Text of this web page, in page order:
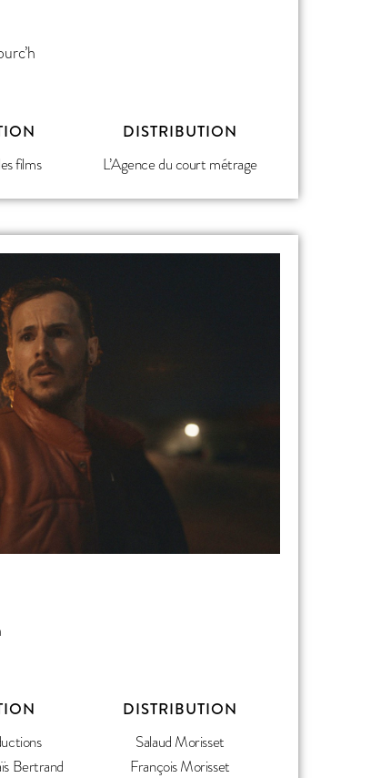
films
DISTRIBUTION
L’Agence du court métrage
Bertrand
DISTRIBUTION
Salaud Morisset
François Morisset